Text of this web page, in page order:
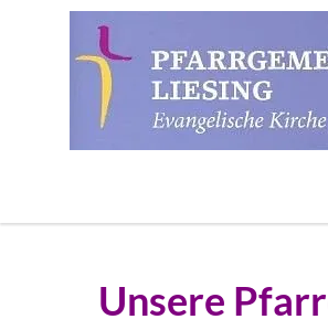
Unsere